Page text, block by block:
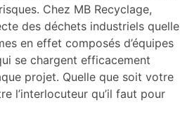
Chez MB Recyclage,
des déchets industriels quelle
en effet composés d’équipes
se chargent efficacement
projet. Quelle que soit votre
l’interlocuteur qu’il faut pour